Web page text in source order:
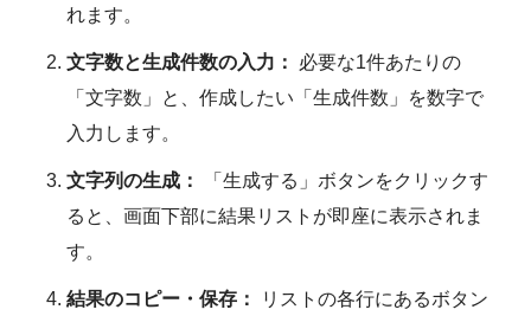
れます。
文字数と生成件数の入力：
必要な1件あたりの
「文字数」と、作成したい「生成件数」を数字で
入力します。
文字列の生成：
「生成する」ボタンをクリックす
ると、画面下部に結果リストが即座に表示されま
す。
結果のコピー・保存：
リストの各行にあるボタン